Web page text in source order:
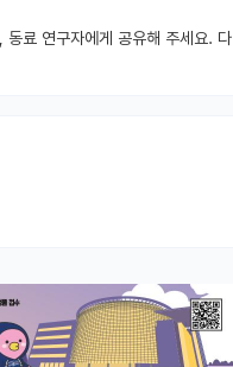
료 연구자에게 공유해 주세요. 다